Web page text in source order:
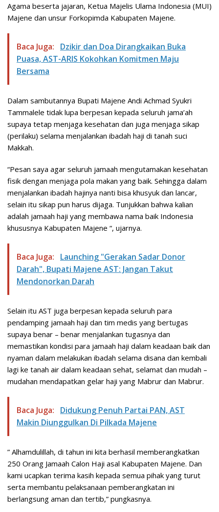
Agama beserta jajaran, Ketua Majelis Ulama Indonesia (MUI)
Majene dan unsur Forkopimda Kabupaten Majene.
Baca Juga:
Dzikir dan Doa Dirangkaikan Buka
Puasa, AST-ARIS Kokohkan Komitmen Maju
Bersama
Dalam sambutannya Bupati Majene Andi Achmad Syukri
Tammalele tidak lupa berpesan kepada seluruh jama’ah
supaya tetap menjaga kesehatan dan juga menjaga sikap
(perilaku) selama menjalankan ibadah haji di tanah suci
Makkah.
“Pesan saya agar seluruh jamaah mengutamakan kesehatan
fisik dengan menjaga pola makan yang baik. Sehingga dalam
menjalankan ibadah hajinya nanti bisa khusyuk dan lancar,
selain itu sikap pun harus dijaga. Tunjukkan bahwa kalian
adalah jamaah haji yang membawa nama baik Indonesia
khususnya Kabupaten Majene “, ujarnya.
Baca Juga:
Launching "Gerakan Sadar Donor
Darah", Bupati Majene AST: Jangan Takut
Mendonorkan Darah
Selain itu AST juga berpesan kepada seluruh para
pendamping jamaah haji dan tim medis yang bertugas
supaya benar – benar menjalankan tugasnya dan
memastikan kondisi para jamaah haji dalam keadaan baik dan
nyaman dalam melakukan ibadah selama disana dan kembali
lagi ke tanah air dalam keadaan sehat, selamat dan mudah –
mudahan mendapatkan gelar haji yang Mabrur dan Mabrur.
Baca Juga:
Didukung Penuh Partai PAN, AST
Makin Diunggulkan Di Pilkada Majene
” Alhamdulillah, di tahun ini kita berhasil memberangkatkan
250 Orang Jamaah Calon Haji asal Kabupaten Majene. Dan
kami ucapkan terima kasih kepada semua pihak yang turut
serta membantu pelaksanaan pemberangkatan ini
berlangsung aman dan tertib,” pungkasnya.